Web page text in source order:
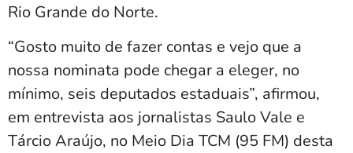
Rio Grande do Norte.
“Gosto muito de fazer contas e vejo que a
nossa nominata pode chegar a eleger, no
mínimo, seis deputados estaduais”, afirmou,
em entrevista aos jornalistas Saulo Vale e
Tárcio Araújo, no Meio Dia TCM (95 FM) desta